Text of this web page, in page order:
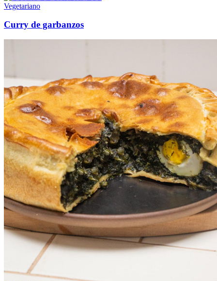
Vegetariano
Curry de garbanzos